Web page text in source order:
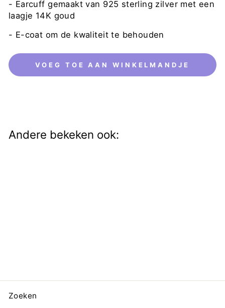
- Earcuff gemaakt van 925 sterling zilver met een
laagje 14K goud
- E-coat om de kwaliteit te behouden
VOEG TOE AAN WINKELMANDJE
Andere bekeken ook:
Zoeken